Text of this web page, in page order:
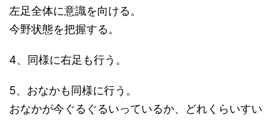
左足全体に意識を向ける。
今野状態を把握する。
4、同様に右足も行う。
5、おなかも同様に行う。
おなかが今ぐるぐるいっているか、どれくらいすい